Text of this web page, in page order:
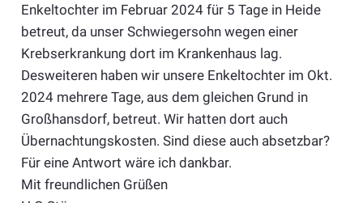
Enkeltochter im Februar 2024 für 5 Tage in Heide
betreut, da unser Schwiegersohn wegen einer
Krebserkrankung dort im Krankenhaus lag.
Desweiteren haben wir unsere Enkeltochter im Okt.
2024 mehrere Tage, aus dem gleichen Grund in
Großhansdorf, betreut. Wir hatten dort auch
Übernachtungskosten. Sind diese auch absetzbar?
Für eine Antwort wäre ich dankbar.
Mit freundlichen Grüßen